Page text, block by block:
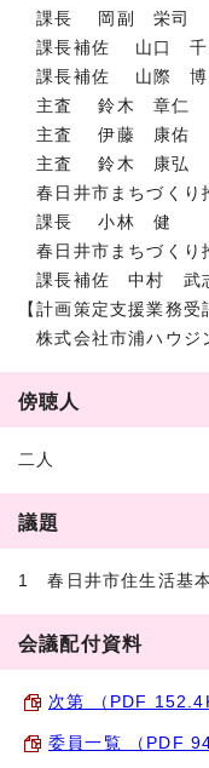
課長 岡副 栄司
課長補佐 山口 千
課長補佐 山際 博
主査 鈴木 章仁
主査 伊藤 康佑
主査 鈴木 康弘
春日井市まちづくり
課長 小林 健
春日井市まちづくり
課長補佐 中村 武
【計画策定支援業
株式会社市浦ハウジ
傍聴人
二人
議題
1 春日井市住生活基
会議配付資料
次第 （PDF
委員一覧 （PDF